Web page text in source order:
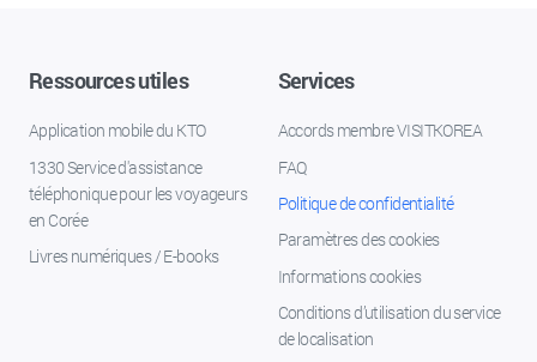
Ressources utiles
Application mobile du KTO
1330 Service d'assistance
téléphonique pour les voyageurs
en Corée
Livres numériques / E-books
Services
Accords membre VISITKOREA
FAQ
Politique de confidentialité
Paramètres des cookies
Informations cookies
Conditions d’utilisation du service
de localisation